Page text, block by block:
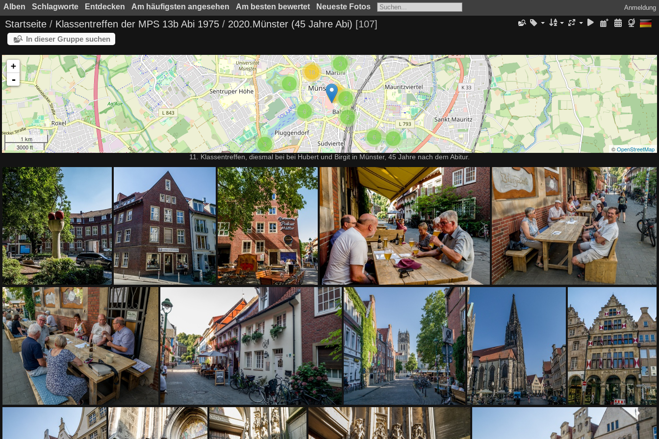
Alben Schlagworte Entdecken Am häufigsten angesehen Am besten bewertet Neueste Fotos Anmeldung
Startseite / Klassentreffen der MPS 13b Abi 1975 / 2020.Münster (45 Jahre Abi) 107
In dieser Gruppe suchen
3
6 7
3
4
6
2
2
56
16
+
-
1 km
3000 ft
©OpenStreetMap
11. Klassentreffen, diesmal bei bei Hubert und Birgit in Münster, 45 Jahre nach dem Abitur.
IMG 3949 IMG 3951 IMG 3952 IMG 3953 IMG 3955